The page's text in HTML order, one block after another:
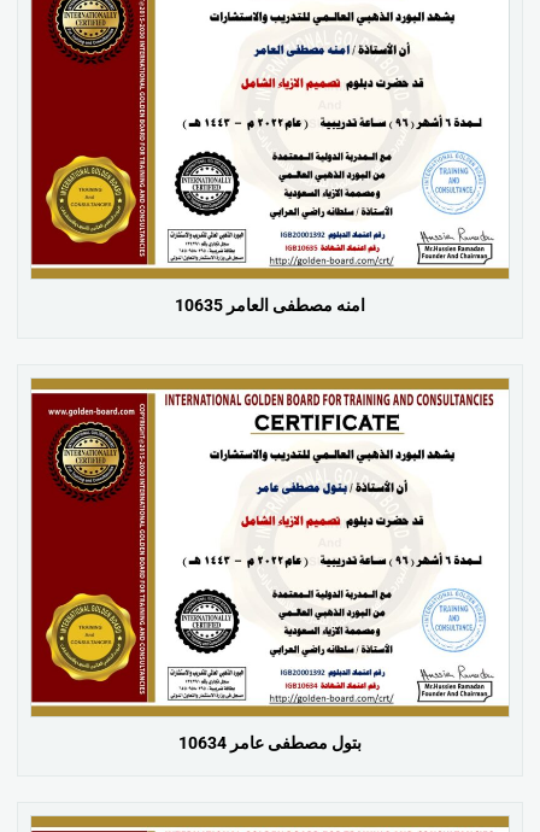
امنه مصطفى العامر 10635
بتول مصطفى عامر 10634